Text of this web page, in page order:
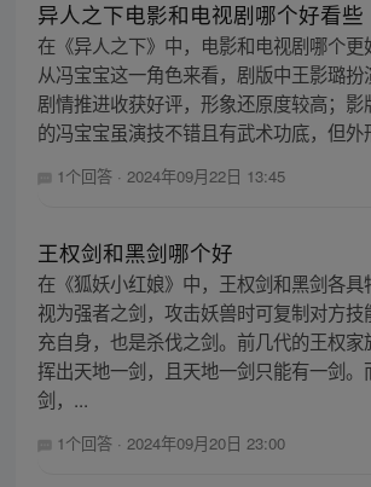
异人之下电影和电视剧哪个好看些
在《异人之下》中，电影和电视剧哪个更
从冯宝宝这一角色来看，剧版中王影璐
剧情推进收获好评，形象还原度较高；
的冯宝宝虽演技不错且有武术功底，但外
1个回答 · 2024年09月22日 13:45
王权剑和黑剑哪个好
在《狐妖小红娘》中，王权剑和黑剑各
视为强者之剑，攻击妖兽时可复制对方
充自身，也是杀伐之剑。前几代的王权
挥出天地一剑，且天地一剑只能有一剑。
剑，...
1个回答 · 2024年09月20日 23:00